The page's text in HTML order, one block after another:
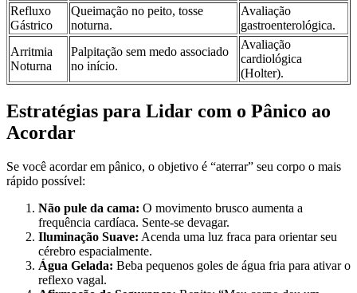
Refluxo
Gástrico
Queimação no peito, tosse
noturna.
Avaliação
gastroenterológica.
Arritmia
Noturna
Palpitação sem medo associado
no início.
Avaliação
cardiológica
(Holter).
Estratégias para Lidar com o Pânico ao
Acordar
Se você acordar em pânico, o objetivo é “aterrar” seu corpo o mais
rápido possível:
Não pule da cama: O movimento brusco aumenta a
frequência cardíaca. Sente-se devagar.
Iluminação Suave: Acenda uma luz fraca para orientar seu
cérebro espacialmente.
Água Gelada: Beba pequenos goles de água fria para ativar o
reflexo vagal.